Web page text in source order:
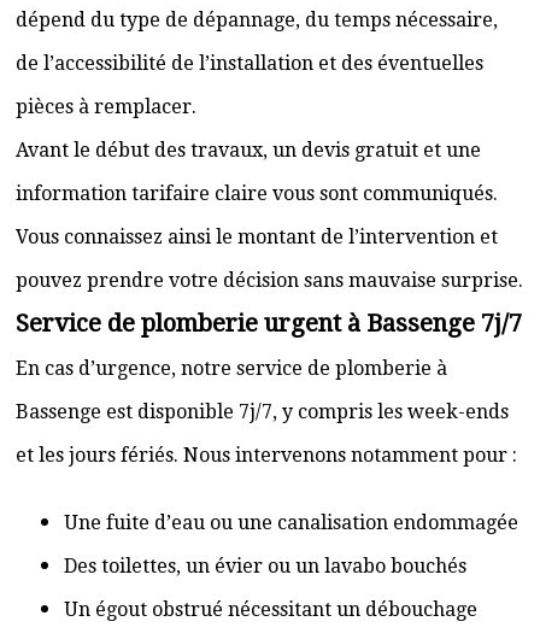
dépend du type de dépannage, du temps nécessaire,
de l’accessibilité de l’installation et des éventuelles
pièces à remplacer.
Avant le début des travaux, un devis gratuit et une
information tarifaire claire vous sont communiqués.
Vous connaissez ainsi le montant de l’intervention et
pouvez prendre votre décision sans mauvaise surprise.
Service de plomberie urgent à Bassenge 7j/7
En cas d’urgence, notre service de plomberie à
Bassenge est disponible 7j/7, y compris les week-ends
et les jours fériés. Nous intervenons notamment pour :
Une fuite d’eau ou une canalisation endommagée
Des toilettes, un évier ou un lavabo bouchés
Un égout obstrué nécessitant un débouchage